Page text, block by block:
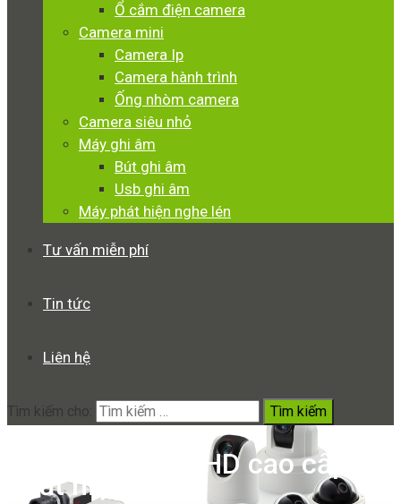
Ổ cắm điện camera
Camera mini
Camera Ip
Camera hành trình
Ống nhòm camera
Camera siêu nhỏ
Máy ghi âm
Bút ghi âm
Usb ghi âm
Máy phát hiện nghe lén
Tư vấn miễn phí
Tin tức
Liên hệ
Tìm kiếm cho:
Bút camera R9 HD cao cấp
nhất hiện nay